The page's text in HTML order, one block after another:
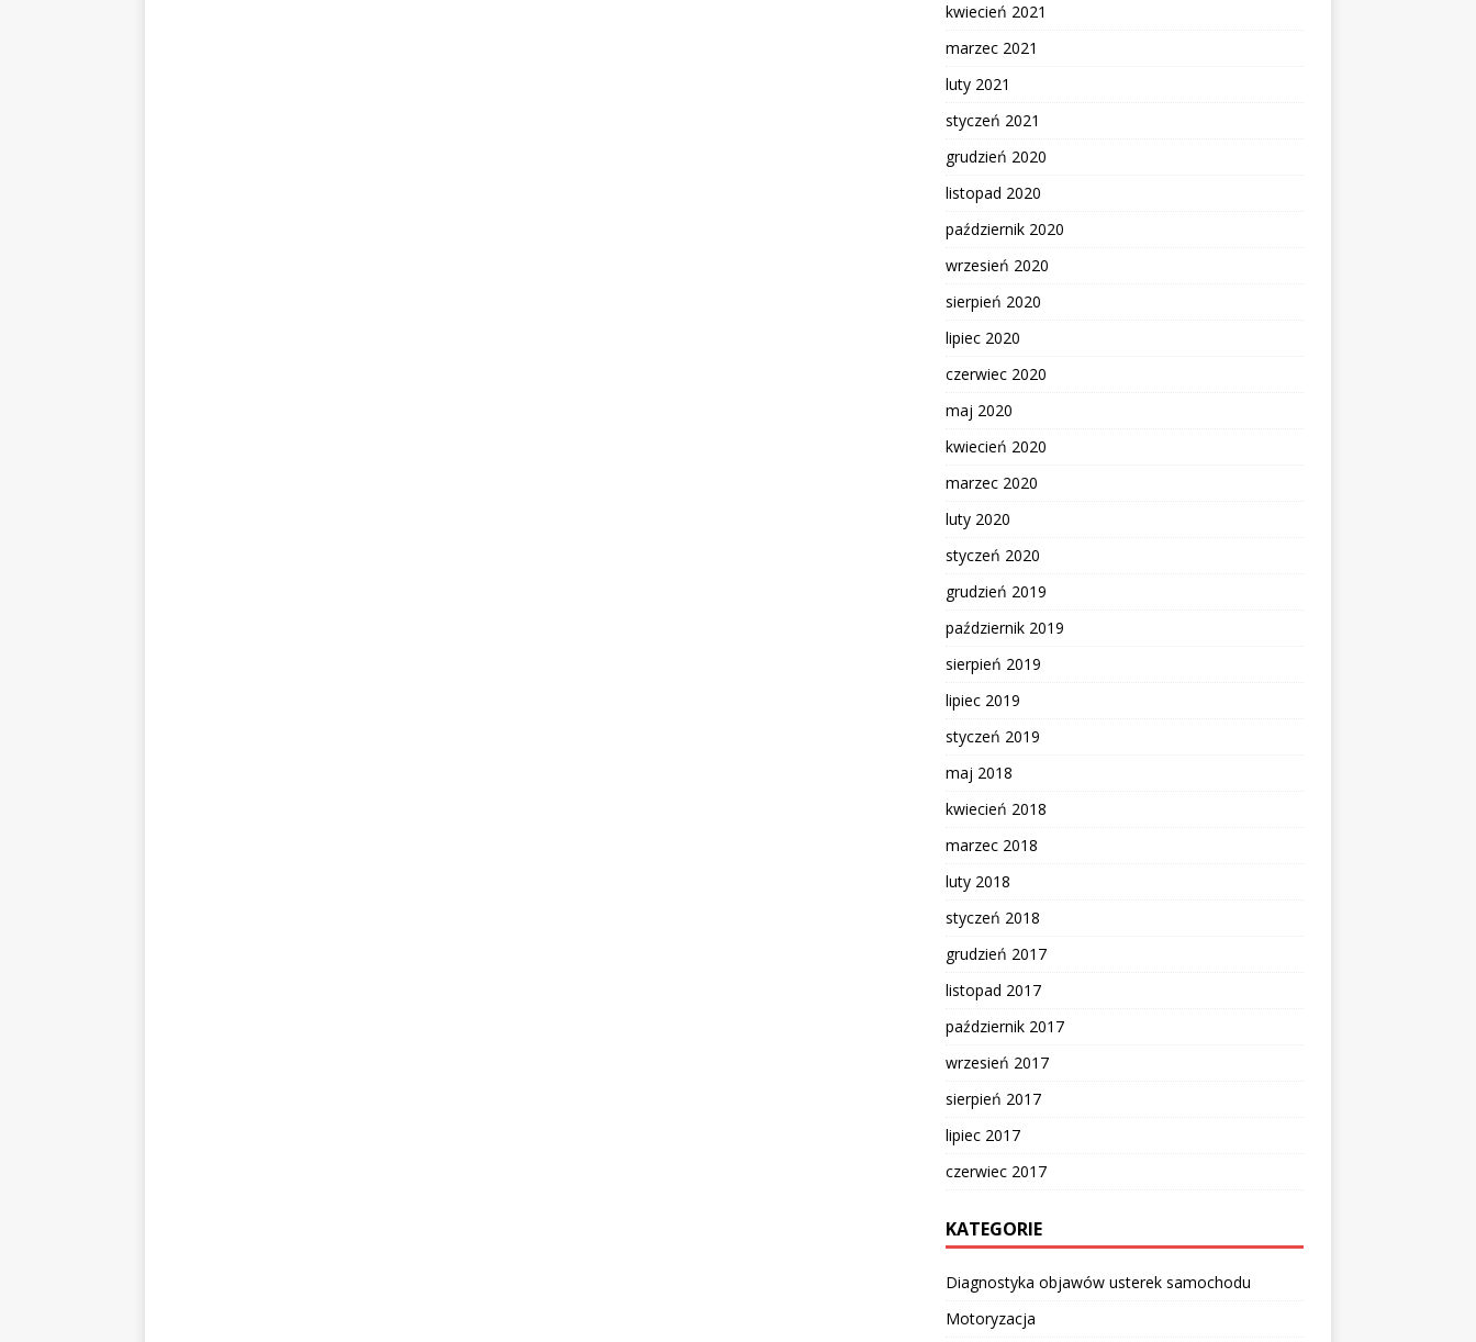
kwiecień 2021
marzec 2021
luty 2021
styczeń 2021
grudzień 2020
listopad 2020
październik 2020
wrzesień 2020
sierpień 2020
lipiec 2020
czerwiec 2020
maj 2020
kwiecień 2020
marzec 2020
luty 2020
styczeń 2020
grudzień 2019
październik 2019
sierpień 2019
lipiec 2019
styczeń 2019
maj 2018
kwiecień 2018
marzec 2018
luty 2018
styczeń 2018
grudzień 2017
listopad 2017
październik 2017
wrzesień 2017
sierpień 2017
lipiec 2017
czerwiec 2017
KATEGORIE
Diagnostyka objawów usterek samochodu
Motoryzacja